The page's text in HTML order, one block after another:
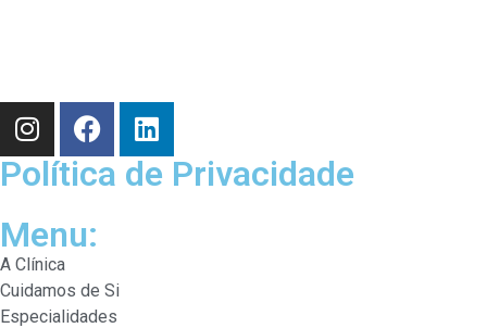
Política de Privacidade
Menu:
A Clínica
Cuidamos de Si
Especialidades